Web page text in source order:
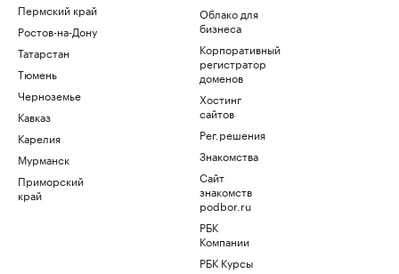
Пермский край
Ростов-на-Дону
Татарстан
Тюмень
Черноземье
Кавказ
Карелия
Мурманск
Приморский
край
Облако для
бизнеса
Корпоративный
регистратор
доменов
Хостинг
сайтов
Рег.решения
Знакомства
Сайт
знакомств
podbor.ru
РБК
Компании
РБК Курсы